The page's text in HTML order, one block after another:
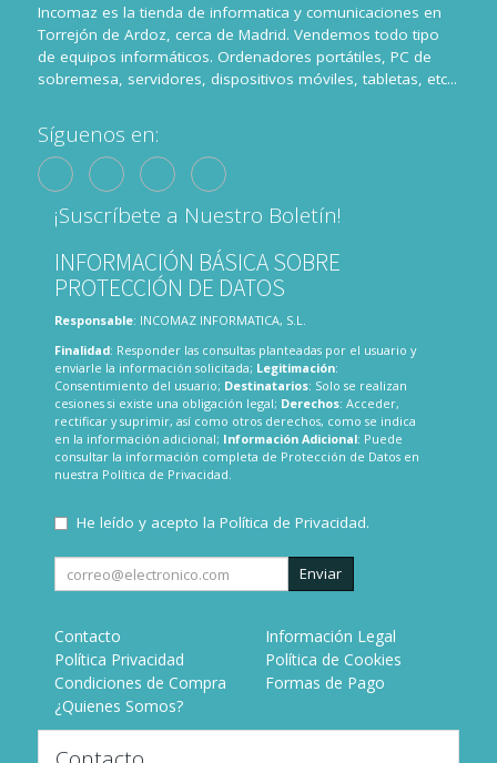
Incomaz es la tienda de informatica y comunicaciones en
Torrejón de Ardoz, cerca de Madrid. Vendemos todo tipo
de equipos informáticos. Ordenadores portátiles, PC de
sobremesa, servidores, dispositivos móviles, tabletas, etc...
Síguenos en:
¡Suscríbete a Nuestro Boletín!
INFORMACIÓN BÁSICA SOBRE
PROTECCIÓN DE DATOS
Responsable: INCOMAZ INFORMATICA, S.L.
Finalidad: Responder las consultas planteadas por el usuario y
enviarle la información solicitada; Legitimación:
Consentimiento del usuario; Destinatarios: Solo se realizan
cesiones si existe una obligación legal; Derechos: Acceder,
rectificar y suprimir, así como otros derechos, como se indica
en la información adicional; Información Adicional: Puede
consultar la información completa de Protección de Datos en
nuestra Política de Privacidad
He leído y acepto la Política de Privacidad.
Enviar
Contacto
Información Legal
Política Privacidad
Política de Cookies
Condiciones de Compra
Formas de Pago
¿Quienes Somos?